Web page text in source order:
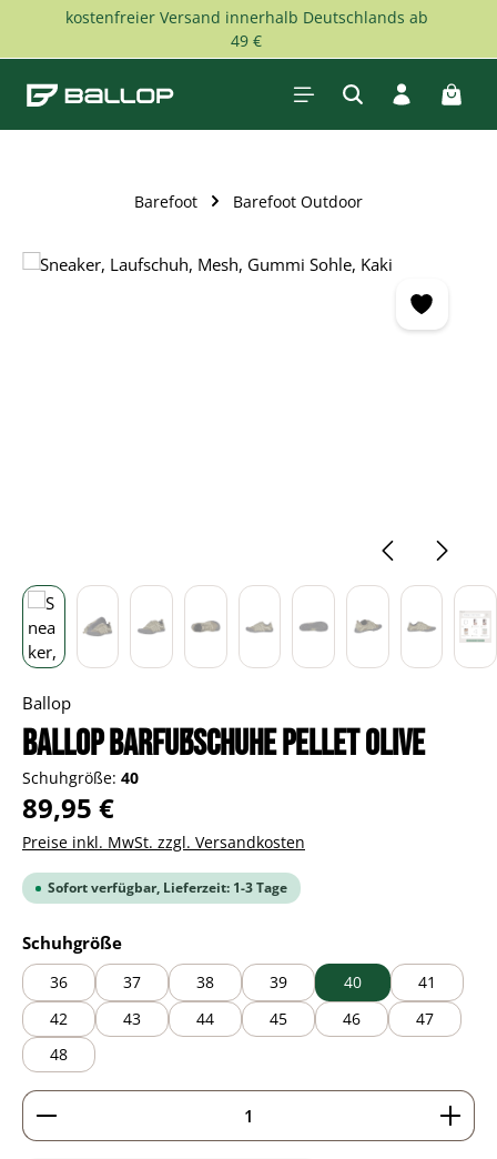
Zum Hauptinhalt springen
kostenfreier Versand innerhalb Deutschlands ab
49 €
Barefoot Barefoot Outdoor
Bildergalerie überspringen
Ballop
BALLOP Barfußschuhe Pellet Olive
Schuhgröße: 40
Regulärer Preis:
89,95 €
Preise inkl. MwSt. zzgl. Versandkosten
Sofort verfügbar, Lieferzeit: 1-3 Tage
Schuhgrößeauswählen
36 37 38 39 40
41
42
43 44 45 46
47
48
Produkt Anzahl: Gib den gewünschten Wert ein